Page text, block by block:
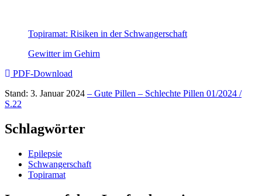
Topiramat: Risiken in der Schwangerschaft
Gewitter im Gehirn
PDF-Download
Stand: 3. Januar 2024 – Gute Pillen – Schlechte Pillen 01/2024 /
S.22
Schlagwörter
Epilepsie
Schwangerschaft
Topiramat